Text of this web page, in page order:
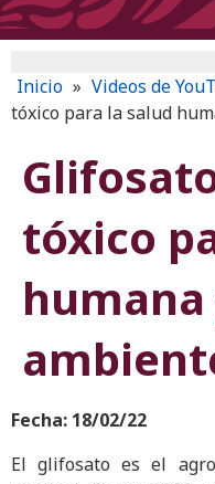
Inicio » Videos de
tóxico para la salud
tóxico
Fecha: 18/02/22
El glifosato es el